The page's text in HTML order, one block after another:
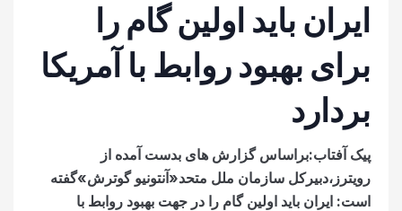
ایران باید اولین گام را
برای بهبود روابط با آمریکا
بردارد
پیک آفتاب:براساس گزارش های بدست آمده از
رویترز،دبیرکل سازمان ملل متحد«آنتونیو گوترش»گفته
است: ایران باید اولین گام را در جهت بهبود روابط با